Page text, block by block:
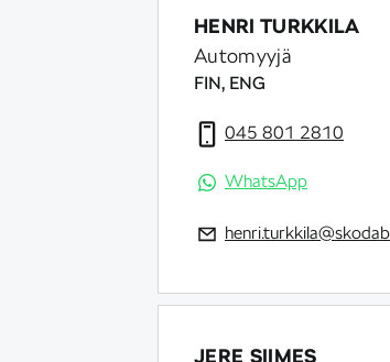
HENRI TURKKILA
Automyyjä
FIN, ENG
045 801 2810
WhatsApp
JERE SIIMES